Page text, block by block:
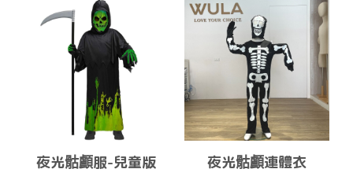
夜光骷顱服-兒童版 夜光骷顱連體衣